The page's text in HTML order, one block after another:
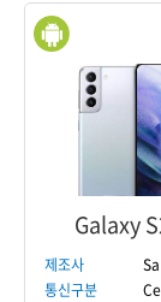
Galaxy
제조사
통신구분